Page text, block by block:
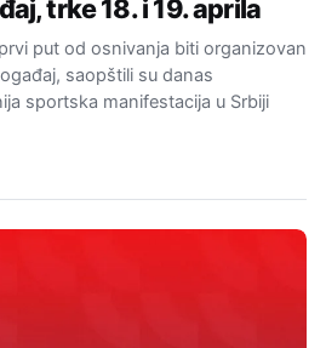
trke 18. i 19. aprila
put od osnivanja biti organizovan
saopštili su danas
sportska manifestacija u Srbiji